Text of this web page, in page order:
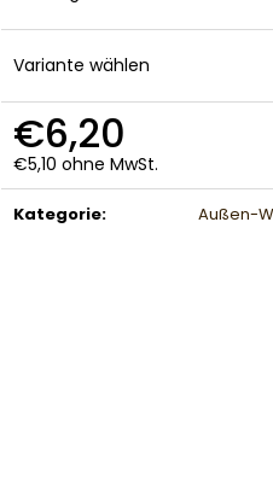
Variante wählen
€6,20
€5,10 ohne MwSt.
Verkaufspreis:
Kategorie: Außen-